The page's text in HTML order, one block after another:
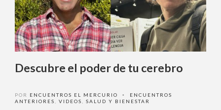
Descubre el poder de tu cerebro
POR ENCUENTROS EL MERCURIO •
ENCUENTROS
ANTERIORES
VIDEOS SALUD Y BIENESTAR